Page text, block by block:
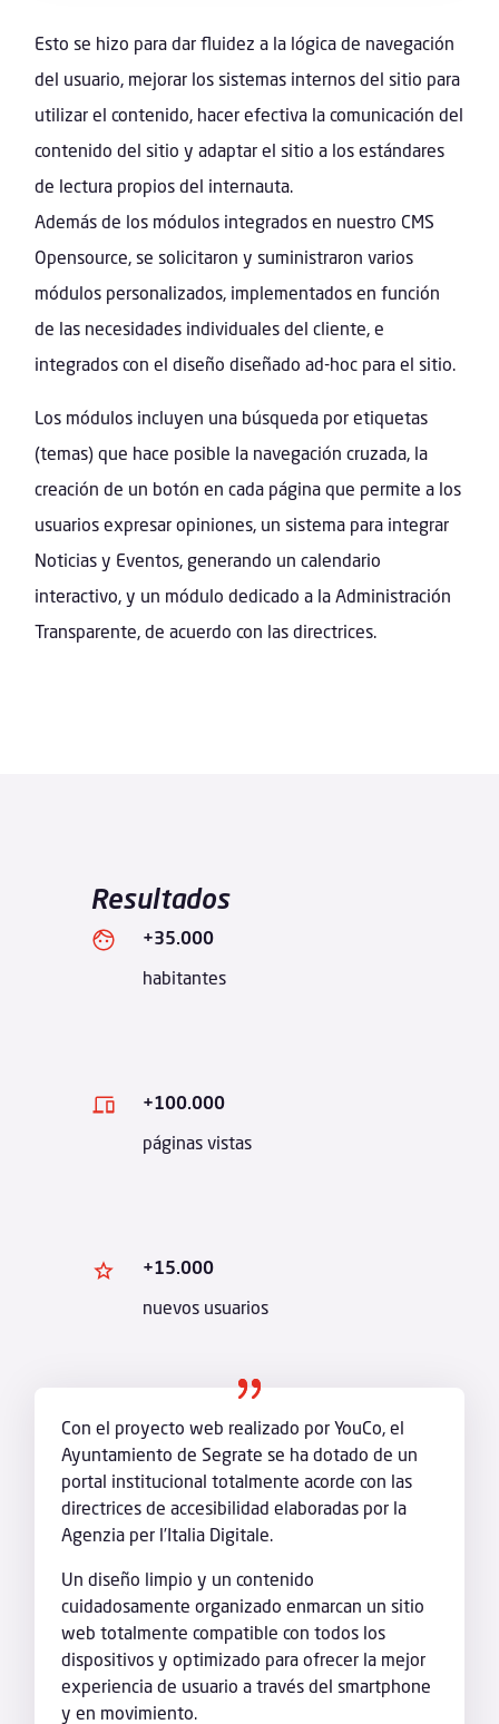
Esto se hizo para dar fluidez a la lógica de navegación
del usuario, mejorar los sistemas internos del sitio para
utilizar el contenido, hacer efectiva la comunicación del
contenido del sitio y adaptar el sitio a los estándares
de lectura propios del internauta.
Además de los módulos integrados en nuestro CMS
Opensource, se solicitaron y suministraron varios
módulos personalizados, implementados en función
de las necesidades individuales del cliente, e
integrados con el diseño diseñado ad-hoc para el sitio.
Los módulos incluyen una búsqueda por etiquetas
(temas) que hace posible la navegación cruzada, la
creación de un botón en cada página que permite a los
usuarios expresar opiniones, un sistema para integrar
Noticias y Eventos, generando un calendario
interactivo, y un módulo dedicado a la Administración
Transparente, de acuerdo con las directrices.
Con el proyecto web realizado por YouCo, el
Ayuntamiento de Segrate se ha dotado de un
portal institucional totalmente acorde con las
directrices de accesibilidad elaboradas por la
Agenzia per l’Italia Digitale.
Un diseño limpio y un contenido
cuidadosamente organizado enmarcan un sitio
web totalmente compatible con todos los
dispositivos y optimizado para ofrecer la mejor
experiencia de usuario a través del smartphone
y en movimiento.
Resultados
+35.000
habitantes
+100.000
páginas vistas
+15.000
nuevos usuarios